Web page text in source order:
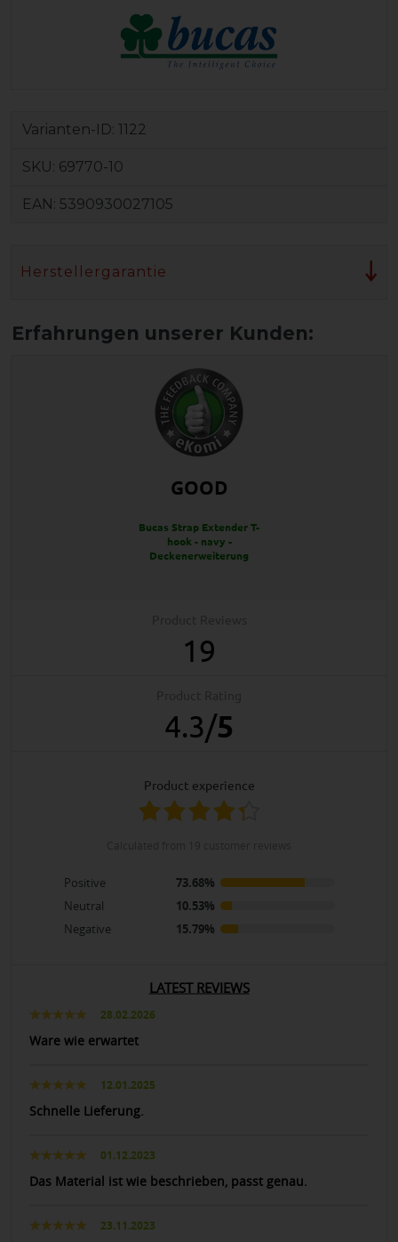
Varianten-ID: 1122
SKU: 69770-10
EAN: 5390930027105
Herstellergarantie
GOOD
Bucas Strap Extender T-
hook - navy -
Deckenerweiterung
19
4.3/5
product experience
Positive
73.68%
Neutral
10.53%
Negative
15.79%
LATEST REVIEWS
28.02.2026
Ware wie erwartet
12.01.2025
Schnelle Lieferung.
01.12.2023
Das Material ist wie beschrieben, passt genau.
23.11.2023